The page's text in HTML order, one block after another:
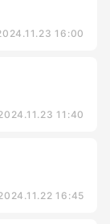
16:00
11:40
16:45